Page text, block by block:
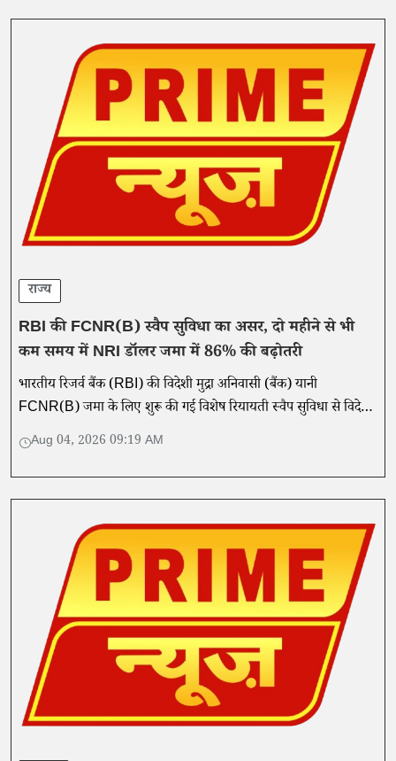
राज्य
RBI की FCNR(B) स्वैप सुविधा का असर, दो महीने से भी
कम समय में NRI डॉलर जमा में 86% की बढ़ोतरी
भारतीय रिजर्व बैंक (RBI) की विदेशी मुद्रा अनिवासी (बैंक) यानी
FCNR(B) जमा के लिए शुरू की गई विशेष रियायती स्वैप सुविधा से विदेशी
मुद्रा प्रवाह में तेजी आई है।
Aug 04, 2026 09:19 AM